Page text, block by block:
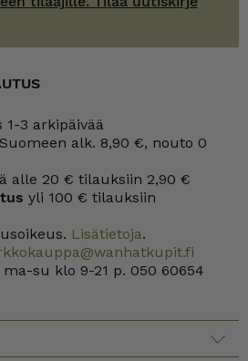
1-3 arkipäivää
alk. 8,90 €, nouto 0
alle 20 € tilauksiin 2,90 €
yli 100 € tilauksiin
Lisätietoja.
su klo 9-21 p. 050 60654